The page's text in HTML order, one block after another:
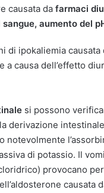
causata da farmaci
aumento del
ipokaliemia causata
a causa dell’effetto
si possono
derivazione
di potassio. Il
provocano
causata